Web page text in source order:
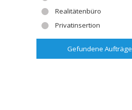
Realitätenbüro
Privatinsertion
Gefundene Aufträge